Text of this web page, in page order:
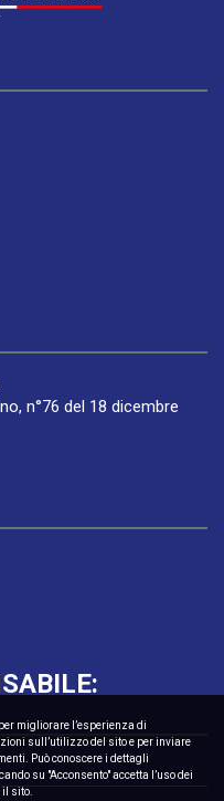
n°76 del 18 dicembre
migliorare l’esperienza di
sull’utilizzo del sito e per inviare
Può conoscere i dettagli
su "Acconsento" accetta l’uso dei
sito.